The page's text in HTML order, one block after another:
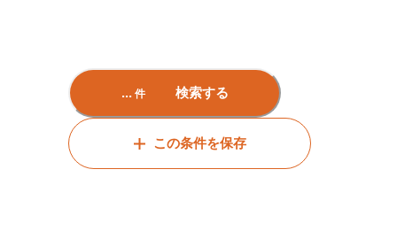
... 件 検索する
この条件を保存